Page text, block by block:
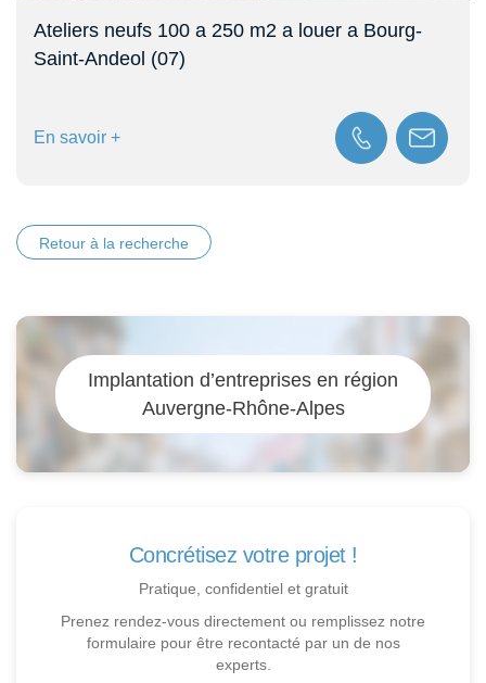
Ateliers neufs 100 a 250 m2 a louer a Bourg-
Saint-Andeol (07)
En savoir +
Retour à la recherche
Implantation d’entreprises en région
Auvergne-Rhône-Alpes
Concrétisez votre projet !
Pratique, confidentiel et gratuit
Prenez rendez-vous directement ou remplissez notre
formulaire pour être recontacté par un de nos
experts.